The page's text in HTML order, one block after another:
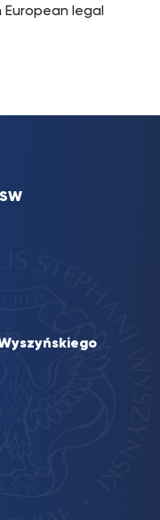
legal